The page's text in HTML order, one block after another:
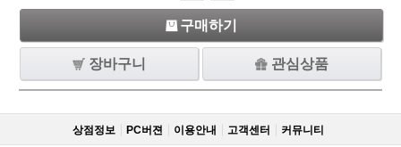
구매하기
장바구니 관심상품
상점정보 PC버젼 이용안내 고객센터 커뮤니티